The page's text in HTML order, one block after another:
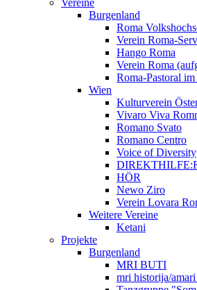
Vereine
Burgenland
Roma
Verein Roma-
Hango Roma
Verein Roma
Roma-Pastoral
Wien
Kulturverein
Vivaro Viva
Romano Svato
Romano Centro
Voice of Diversity
HÖR
Newo Ziro
Verein Lovara
Weitere Vereine
Ketani
Projekte
Burgenland
MRI BUTI
mri historija/